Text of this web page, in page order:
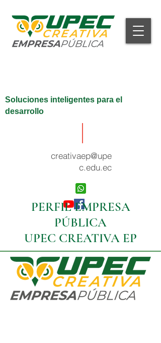
Soluciones inteligentes para el
desarrollo
creativaep@upe
c.edu.ec
PERFIL EMPRESA
PÚBLICA
UPEC CREATIVA EP